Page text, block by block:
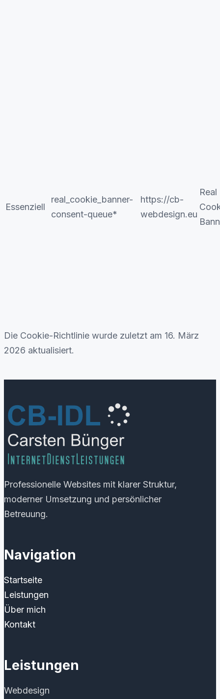
Essenziell
real_cookie_banner-
consent-queue*
https://cb-
webdesign.eu
Real
Die Cookie-Richtlinie wurde zuletzt am 16. März
2026 aktualisiert.
Professionelle Websites mit klarer Struktur,
moderner Umsetzung und persönlicher
Betreuung.
Navigation
Startseite
Leistungen
Über mich
Kontakt
Leistungen
Webdesign